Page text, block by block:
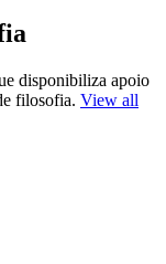
disponibiliza apoio
filosofia. View all